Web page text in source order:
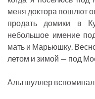
меня доктора пошлют
продать домики в
небольшое имение
мать и Марьюшку.
летом и зимой — под
Альтшуллер